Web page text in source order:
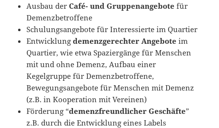
Ausbau derCafé- und Gruppenangebote für
Demenzbetroffene
Schulungsangebote für Interessierte im Quartier
Entwicklungdemenzgerechter Angebote im
Quartier, wie etwa Spaziergänge für Menschen
mit und ohne Demenz, Aufbau einer
Kegelgruppe für Demenzbetroffene,
Bewegungsangebote für Menschen mit Demenz
(z.B. in Kooperation mit Vereinen)
Förderung “demenzfreundlicher Geschäfte”
z.B. durch die Entwicklung eines Labels